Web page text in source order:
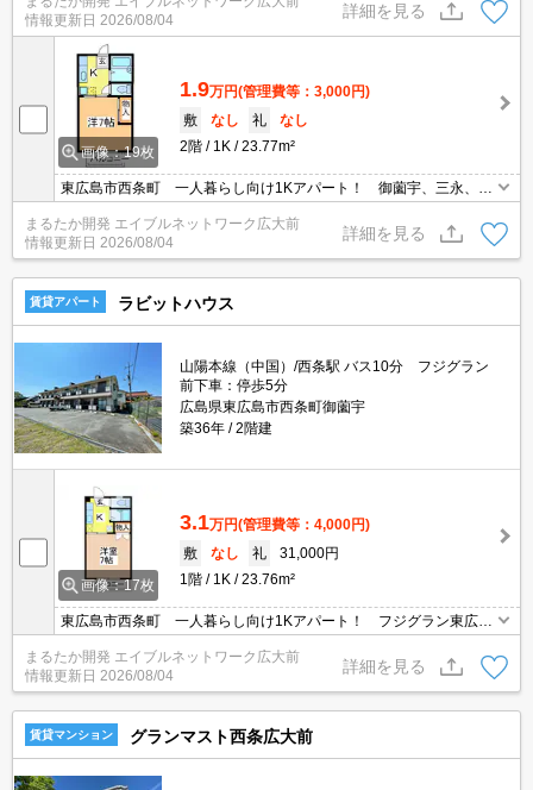
南向きでしっかりと日差しが入るお部屋で快適な毎日をお過ごしい
ただけます♪
情報更新日 2026/08/04
詳細を見る
画像：19枚
1.9万円(管理費等：3,000円)
敷
なし 礼
なし
2階
1K 23.77m²
東広島市西条町 一人暮らし向け1Kアパート！ 御薗宇、三永、下
見、黒瀬の各方面にアクセスしやすい、意外と便利な立地です！
南向きでしっかりと日差しが入るお部屋で快適な毎日をお過ごしい
ただけます♪
まるたか開発 エイブルネットワーク広大前
情報更新日 2026/08/04
詳細を見る
賃貸アパート ラビットハウス
山陽本線（中国）/西条駅 バス10分 フジグラン
前下車：停歩5分
広島県東広島市西条町御薗宇
築36年
2階建
画像：17枚
3.1万円(管理費等：4,000円)
敷
なし 礼
31,000円
1階
1K 23.76m²
東広島市西条町 一人暮らし向け1Kアパート！ フジグラン東広島
まで徒歩6分の好立地♪ 他にも、ホームセンターや家電量販店など
お買い物先に事欠かない便利な住環境です！ バスを使えば駅への
移動もスムーズ♪
まるたか開発 エイブルネットワーク広大前
情報更新日 2026/08/04
詳細を見る
賃貸マンション グランマスト西条広大前